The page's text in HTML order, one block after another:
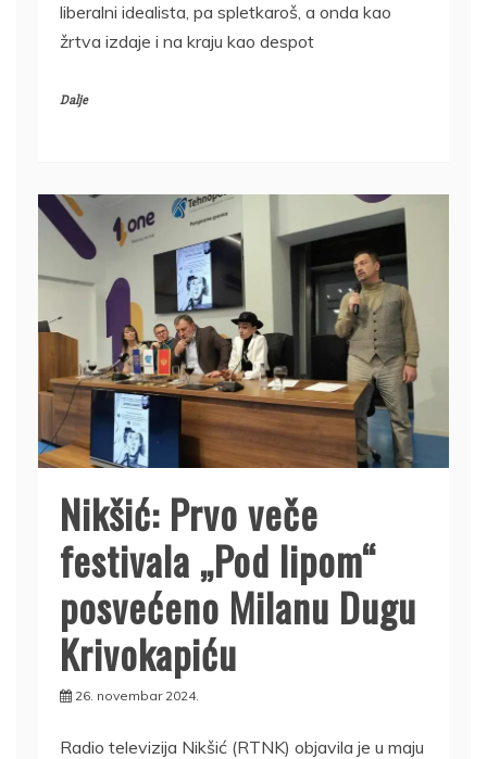
liberalni idealista, pa spletkaroš, a onda kao
žrtva izdaje i na kraju kao despot
Dalje
Nikšić: Prvo veče
festivala „Pod lipom“
posvećeno Milanu Dugu
Krivokapiću
26. novembar 2024.
Radio televizija Nikšić (RTNK) objavila je u maju